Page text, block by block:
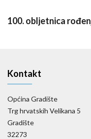
100. obljetnica
Kontakt
Općina Gradište
Trg hrvatskih Velikana 5
Gradište
32273